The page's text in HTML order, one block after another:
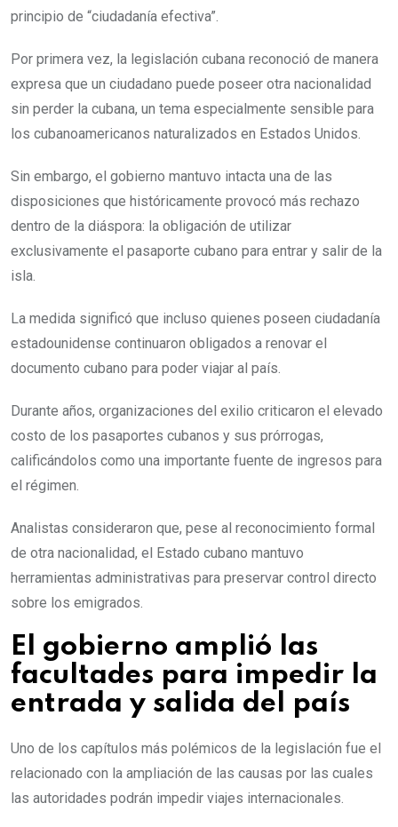
principio de “ciudadanía efectiva”.
Por primera vez, la legislación cubana reconoció de manera
expresa que un ciudadano puede poseer otra nacionalidad
sin perder la cubana, un tema especialmente sensible para
los cubanoamericanos naturalizados en Estados Unidos.
Sin embargo, el gobierno mantuvo intacta una de las
disposiciones que históricamente provocó más rechazo
dentro de la diáspora: la obligación de utilizar
exclusivamente el pasaporte cubano para entrar y salir de la
isla.
La medida significó que incluso quienes poseen ciudadanía
estadounidense continuaron obligados a renovar el
documento cubano para poder viajar al país.
Durante años, organizaciones del exilio criticaron el elevado
costo de los pasaportes cubanos y sus prórrogas,
calificándolos como una importante fuente de ingresos para
el régimen.
Analistas consideraron que, pese al reconocimiento formal
de otra nacionalidad, el Estado cubano mantuvo
herramientas administrativas para preservar control directo
sobre los emigrados.
El gobierno amplió las
facultades para impedir la
entrada y salida del país
Uno de los capítulos más polémicos de la legislación fue el
relacionado con la ampliación de las causas por las cuales
las autoridades podrán impedir viajes internacionales.